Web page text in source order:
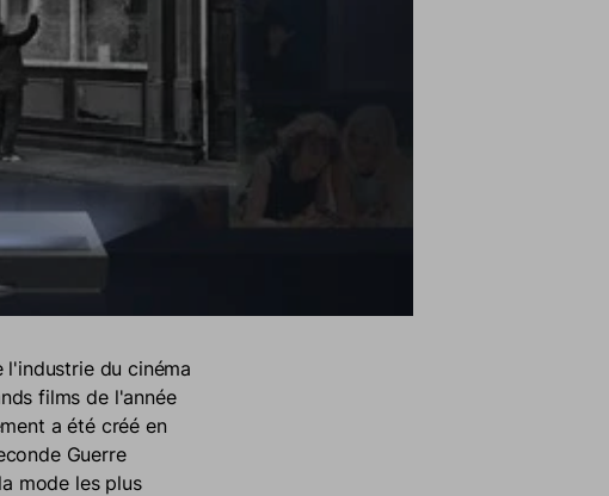
l'industrie du cinéma
films de l'année
a été créé en
Guerre
mode les plus